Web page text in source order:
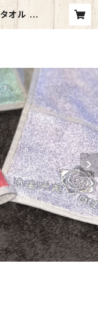
タオル |